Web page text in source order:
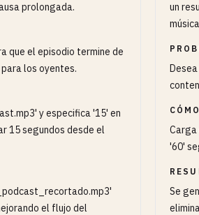
prolongada.
que el episodio termine de
los oyentes.
y especifica '15' en
15 segundos desde el
el flujo del
un
Carga
'60'
Se